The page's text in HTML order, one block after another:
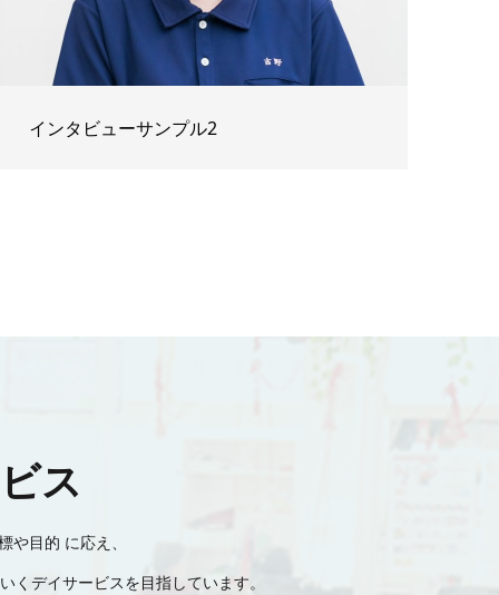
インタビューサンプル2
ス
目的 に応え、
デイサービスを目指しています。